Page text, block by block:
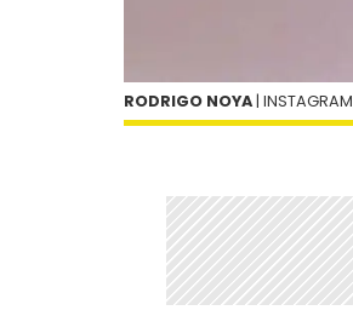
RODRIGO NOYA | INSTAGRAM